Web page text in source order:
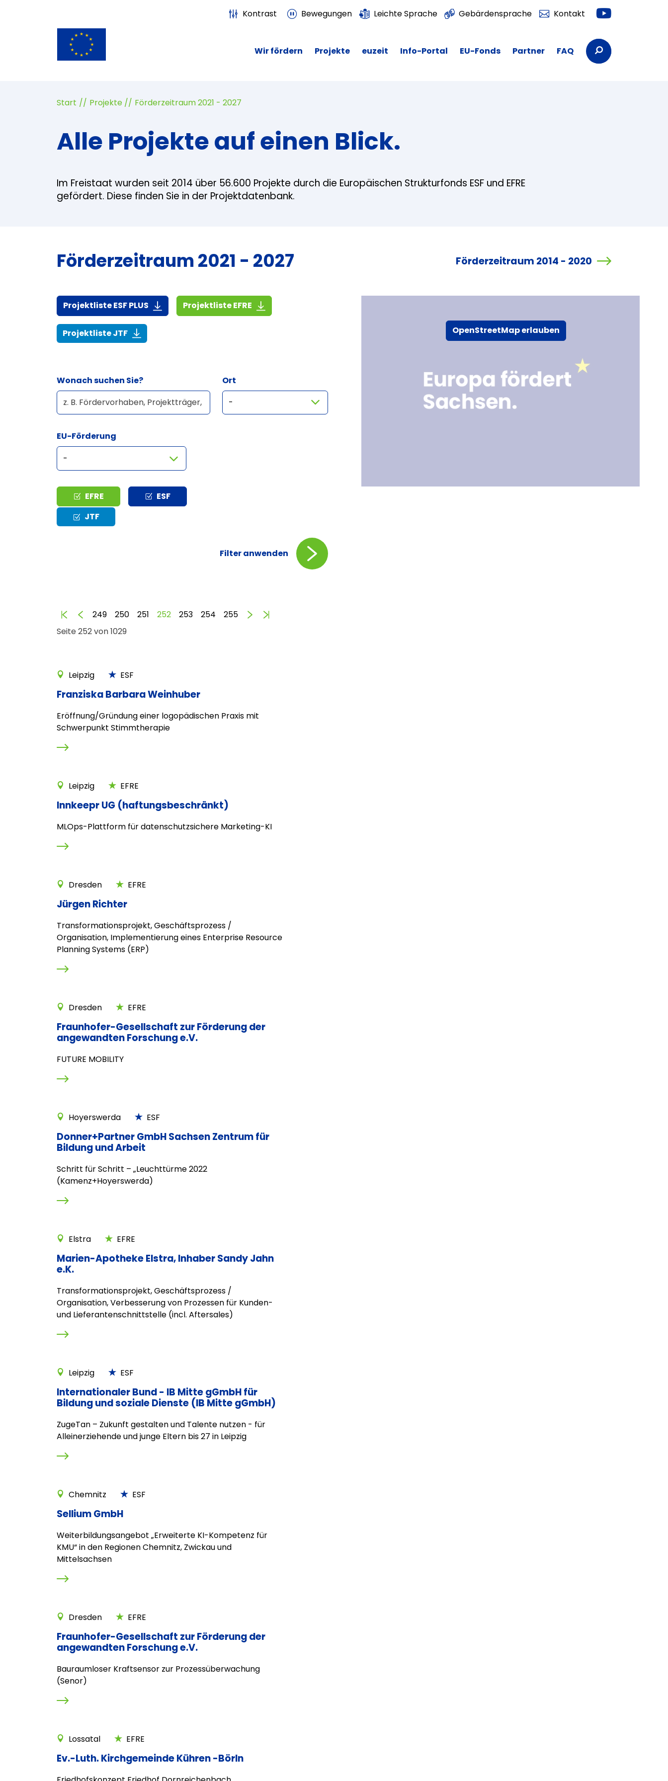
Kontrast Bewegungen Leichte Sprache Gebärdensprache Kontakt Youtube
Wir fördern Projekte euzeit Info-Portal EU-Fonds Partner FAQ Suchbegriffe
Start Projekte Förderzeitraum 2021 - 2027
Alle Projekte auf einen Blick.
Im Freistaat wurden seit 2014 über 56.600 Projekte durch die Europäischen Strukturfonds ESF und EFRE
gefördert. Diese finden Sie in der Projektdatenbank.
Förderzeitraum 2021 - 2027 Förderzeitraum 2014 - 2020
Projektliste ESF PLUS (916,7 KiB)Projektliste EFRE (1,4 MiB)
Projektliste JTF(268,6 KiB)
Wonach suchen Sie? Ort
EU-Förderung
Typ EFRE
ESF
JTF
Filter anwenden
Seite 252 von 1029
AnfangZurück
249 250 251 252 253 254 255 Vorwärts
Leipzig ESF
Franziska Barbara Weinhuber
Eröffnung/Gründung einer logopädischen Praxis mit
Schwerpunkt Stimmtherapie
Leipzig EFRE
Innkeepr UG (haftungsbeschränkt)
MLOps-Plattform für datenschutzsichere Marketing-KI
Dresden EFRE
Jürgen Richter
Transformationsprojekt, Geschäftsprozess /
Organisation, Implementierung eines Enterprise Resource
Planning Systems (ERP)
Dresden EFRE
Fraunhofer-Gesellschaft zur Förderung der
angewandten Forschung e.V.
FUTURE MOBILITY
Hoyerswerda ESF
Donner+Partner GmbH Sachsen Zentrum für
Bildung und Arbeit
Schritt für Schritt – „Leuchttürme 2022
(Kamenz+Hoyerswerda)
Elstra EFRE
Marien-Apotheke Elstra, Inhaber Sandy Jahn
e.K.
Transformationsprojekt, Geschäftsprozess /
Organisation, Verbesserung von Prozessen für Kunden-
und Lieferantenschnittstelle (incl. Aftersales)
Leipzig ESF
Internationaler Bund - IB Mitte gGmbH für
Bildung und soziale Dienste (IB Mitte gGmbH)
ZugeTan – Zukunft gestalten und Talente nutzen - für
Alleinerziehende und junge Eltern bis 27 in Leipzig
Chemnitz ESF
Sellium GmbH
Weiterbildungsangebot „Erweiterte KI-Kompetenz für
KMU“ in den Regionen Chemnitz, Zwickau und
Mittelsachsen
Dresden EFRE
Fraunhofer-Gesellschaft zur Förderung der
angewandten Forschung e.V.
Bauraumloser Kraftsensor zur Prozessüberwachung
(Senor)
Lossatal EFRE
Ev.-Luth. Kirchgemeinde Kühren -Börln
OpenStreetMap erlauben